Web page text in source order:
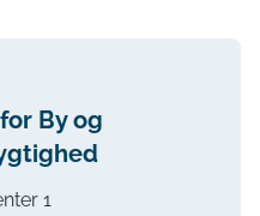
By og
1